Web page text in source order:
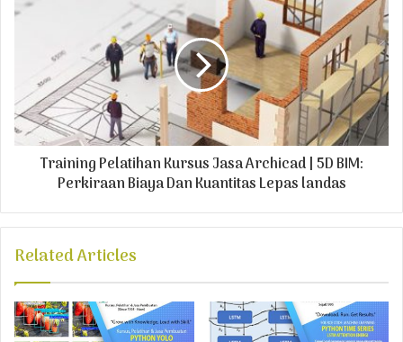
s
Training Pelatihan Kursus Jasa Archicad | 5D BIM:
Perkiraan Biaya Dan Kuantitas Lepas landas
Related Articles